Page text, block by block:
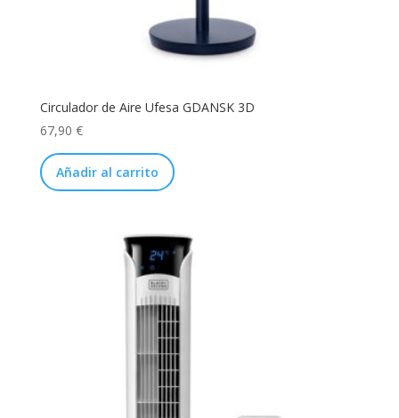
Circulador de Aire Ufesa GDANSK 3D
67,90 €
Añadir al carrito